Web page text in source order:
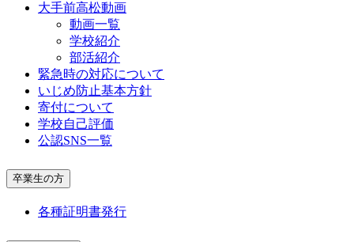
大手前高松動画
動画一覧
学校紹介
部活紹介
緊急時の対応について
いじめ防止基本方針
寄付について
学校自己評価
公認SNS一覧
卒業生の方
各種証明書発行